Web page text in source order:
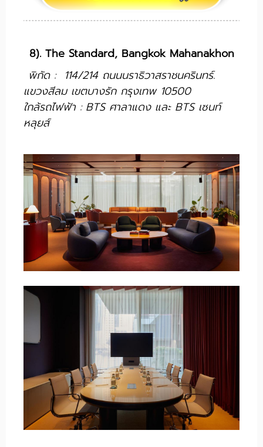
8). The Standard, Bangkok Mahanakhon
พิกัด : 114/214 ถนนนราธิวาสราชนครินทร์.
แขวงสีลม เขตบางรัก กรุงเทพ 10500
ใกล้รถไฟฟ้า : BTS ศาลาแดง และ BTS เซนท์
หลุยส์